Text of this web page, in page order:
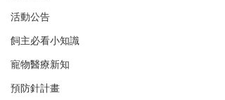
活動公告
飼主必看小知識
寵物醫療新知
預防針計畫